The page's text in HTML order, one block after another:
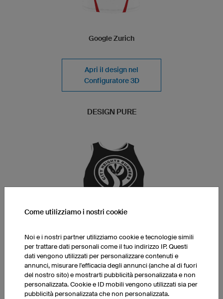
Google Zurich
Apri il design nel
Configuratore 3D
DESIGN PURE
City Heights Runners
Come utilizziamo i nostri cookie
Noi e i nostri partner utilizziamo cookie e tecnologie simili
per trattare dati personali come il tuo indirizzo IP. Questi
dati vengono utilizzati per personalizzare contenuti e
annunci, misurare l'efficacia degli annunci (anche al di fuori
del nostro sito) e mostrarti pubblicità personalizzata e non
personalizzata. Cookie e ID mobili vengono utilizzati sia per
pubblicità personalizzata che non personalizzata.